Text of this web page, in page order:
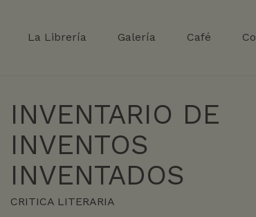
La Librería Galería Café
INVENTARIO DE
INVENTOS
INVENTADOS
CRITICA LITERARIA